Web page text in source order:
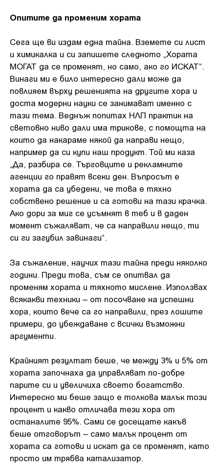
Опитите да променим хората
Сега ще ви издам една тайна. Вземете си лист
и химикалка и си запишете следното „Хората
МОГАТ да се променят, но само, ако го ИСКАТ“.
Винаги ми е било интересно дали може да
повлияем върху решенията на другите хора и
доста модерни науки се занимават именно с
тази тема. Веднъж попитах НЛП практик на
световно ниво дали има трикове, с помощта на
които да накараме някой да направи нещо,
например да си купи наш продукт. Той ми каза
„Да, разбира се. Търговците и рекламните
агенции го правят всеки ден. Въпросът е
хората да са убедени, че това е тяхно
собствено решение и са готови на тази крачка.
Ако дори за миг се усъмнят в теб и в даден
момент съжаляват, че са направили нещо, ти
си ги загубил завинаги“.
За съжаление, научих тази тайна преди няколко
години. Преди това, съм се опитвал да
променям хората и тяхното мислене. Използвах
всякакви техники – от посочване на успешни
хора, които вече са го направили, през лошите
примери, до убеждаване с всички възможни
аргументи.
Крайният резултат беше, че между 3% и 5% от
хората започнаха да управляват по-добре
парите си и увеличиха своето богатство.
Интересно ми беше защо е толкова малък този
процент и какво отличава тези хора от
останалите 95%. Сами се досещате какъв
беше отговорът – само малък процент от
хората са готови и искат да се променят, като
просто им трябва катализатор.